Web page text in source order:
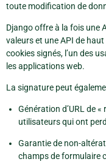
toute modification de
Django offre à la fois une
valeurs et une API de
cookies signés, l’un des
les applications web.
La signature peut
Génération d’URL de
utilisateurs qui ont
Garantie de non-
champs de formulaire